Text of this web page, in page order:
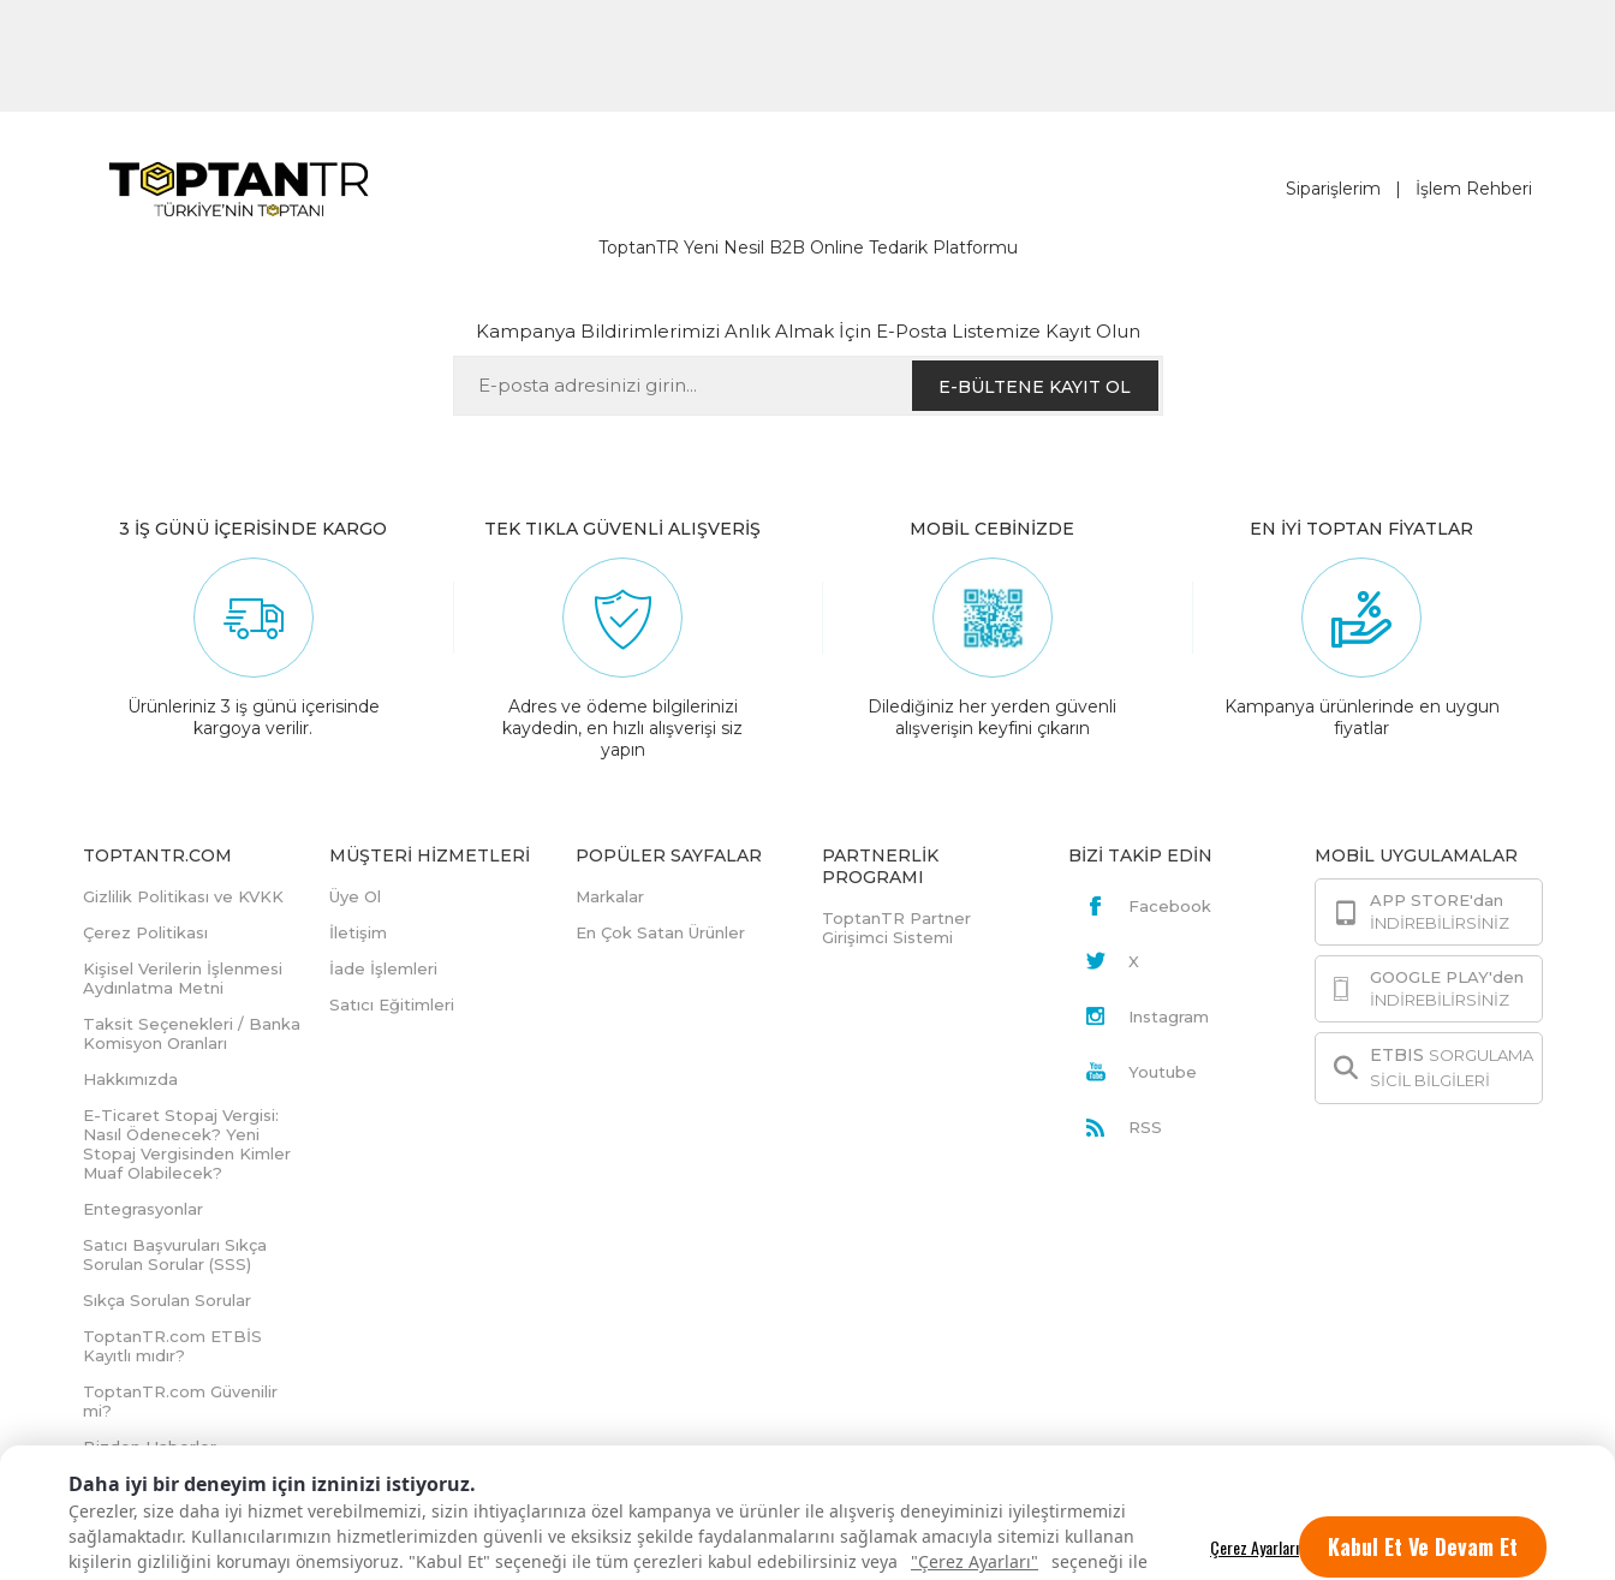
Daha iyi bir deneyim için izninizi istiyoruz.
Çerezler, size daha iyi hizmet verebilmemizi, sizin ihtiyaçlarınıza özel kampanya ve ürünler ile alışveriş deneyiminizi iyileştirmemizi
sağlamaktadır. Kullanıcılarımızın hizmetlerimizden güvenli ve eksiksiz şekilde faydalanmalarını sağlamak amacıyla sitemizi kullanan
kişilerin gizliliğini korumayı önemsiyoruz. "Kabul Et" seçeneği ile tüm çerezleri kabul edebilirsiniz veya
"Çerez Ayarları"
seçeneği ile
Kabul Et Ve Devam Et
Siparişlerim | İşlem Rehberi
ToptanTR Yeni Nesil B2B Online Tedarik Platformu
Kampanya Bildirimlerimizi Anlık Almak İçin E-Posta Listemize Kayıt Olun
E-BÜLTENE KAYIT OL
3 İŞ GÜNÜ İÇERİSİNDE KARGO
Ürünleriniz 3 iş günü içerisinde
kargoya verilir.
TEK TIKLA GÜVENLİ ALIŞVERİŞ
Adres ve ödeme bilgilerinizi
kaydedin, en hızlı alışverişi siz
yapın
MOBİL CEBİNİZDE
Dilediğiniz her yerden güvenli
alışverişin keyfini çıkarın
EN İYİ TOPTAN FİYATLAR
Kampanya ürünlerinde en uygun
fiyatlar
TOPTANTR.COM
Gizlilik Politikası ve KVKK
Çerez Politikası
Kişisel Verilerin İşlenmesi
Aydınlatma Metni
Taksit Seçenekleri / Banka
Komisyon Oranları
Hakkımızda
E-Ticaret Stopaj Vergisi:
Nasıl Ödenecek? Yeni
Stopaj Vergisinden Kimler
Muaf Olabilecek?
Entegrasyonlar
Satıcı Başvuruları Sıkça
Sorulan Sorular (SSS)
Sıkça Sorulan Sorular
ToptanTR.com ETBİS
Kayıtlı mıdır?
ToptanTR.com Güvenilir
mi?
Bizden Haberler
MÜŞTERI HIZMETLERI
Üye Ol
İletişim
İade İşlemleri
Satıcı Eğitimleri
POPÜLER SAYFALAR
Markalar
En Çok Satan Ürünler
PARTNERLIK
PROGRAMI
ToptanTR Partner
Girişimci Sistemi
BİZİ TAKİP EDİN
Facebook
X
Instagram
Youtube
RSS
MOBİL UYGULAMALAR
APP STORE'dan
İNDİREBİLİRSİNİZ
GOOGLE PLAY'den
İNDİREBİLİRSİNİZ
ETBIS SORGULAMA
SİCİL BİLGİLERİ
İNTERNETTE GÜVENLİ ALIŞVERİŞ